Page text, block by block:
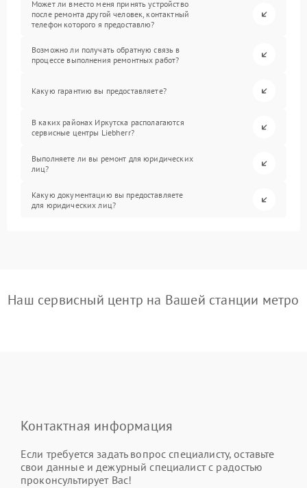
Может ли вместо меня принять устройство
после ремонта другой человек, контактный
телефон которого я предоставлю?
Возможно ли получать обратную связь в
процессе выполнения ремонтных работ?
Какую гарантию вы предоставляете?
В каких районах Иркутска располагаются
сервисные центры Liebherr?
Выполняете ли вы ремонт для юридических
лиц?
Какую документацию вы предоставляете
для юридических лиц?
Наш сервисный центр на Вашей станции метро
Контактная информация
Если требуется задать вопрос специалисту, оставьте
свои данные и дежурный специалист с радостью
проконсультирует Вас!